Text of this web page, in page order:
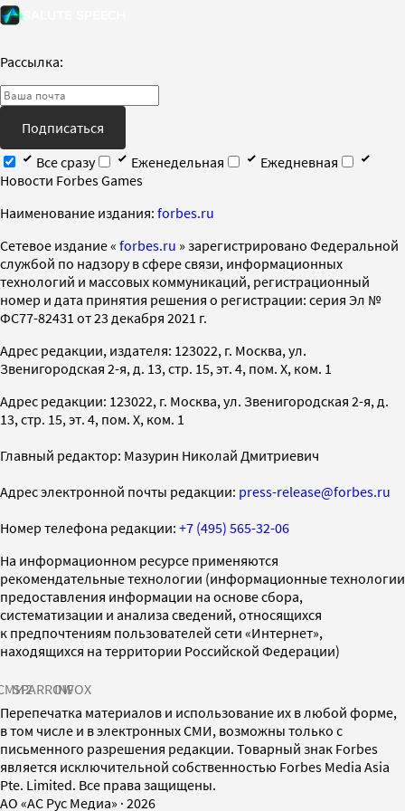
Рассылка:
Подписаться
Все сразу
Еженедельная
Ежедневная
Новости Forbes Games
Наименование издания: forbes.ru
Cетевое издание « forbes.ru » зарегистрировано Федеральной
службой по надзору в сфере связи, информационных
технологий и массовых коммуникаций, регистрационный
номер и дата принятия решения о регистрации: серия Эл №
ФС77-82431 от 23 декабря 2021 г.
Адрес редакции, издателя: 123022, г. Москва, ул.
Звенигородская 2-я, д. 13, стр. 15, эт. 4, пом. X, ком. 1
Адрес редакции: 123022, г. Москва, ул. Звенигородская 2-я, д.
13, стр. 15, эт. 4, пом. X, ком. 1
Главный редактор: Мазурин Николай Дмитриевич
Адрес электронной почты редакции: press-release@forbes.ru
Номер телефона редакции: +7 (495) 565-32-06
На информационном ресурсе применяются
рекомендательные технологии (информационные технологии
предоставления информации на основе сбора,
систематизации и анализа сведений, относящихся
к предпочтениям пользователей сети «Интернет»,
находящихся на территории Российской Федерации)
SPARROWINFOX
Перепечатка материалов и использование их в любой форме,
в том числе и в электронных СМИ, возможны только с
письменного разрешения редакции. Товарный знак Forbes
является исключительной собственностью Forbes Media Asia
Pte. Limited. Все права защищены.
AO «АС Рус Медиа» · 2026